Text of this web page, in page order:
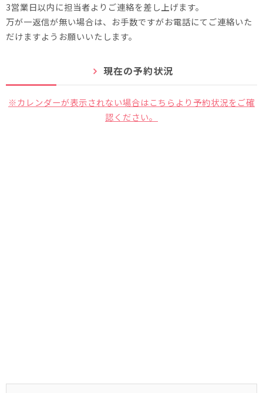
3営業日以内に担当者よりご連絡を差し上げます。
万が一返信が無い場合は、お手数ですがお電話にてご連絡いた
だけますようお願いいたします。
現在の予約状況
※カレンダーが表示されない場合はこちらより予約状況をご確
認ください。